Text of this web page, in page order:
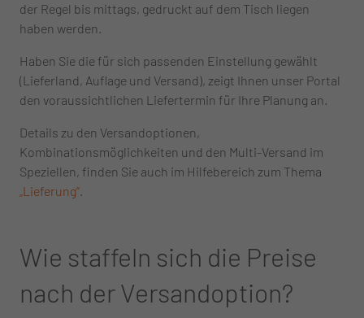
der Regel bis mittags, gedruckt auf dem Tisch liegen
haben werden.
Haben Sie die für sich passenden Einstellung gewählt
(Lieferland, Auflage und Versand), zeigt Ihnen unser Portal
den voraussichtlichen Liefertermin für Ihre Planung an.
Details zu den Versandoptionen,
Kombinationsmöglichkeiten und den Multi-Versand im
Speziellen, finden Sie auch im Hilfebereich zum Thema
„Lieferung“.
Wie staffeln sich die Preise
nach der Versandoption?